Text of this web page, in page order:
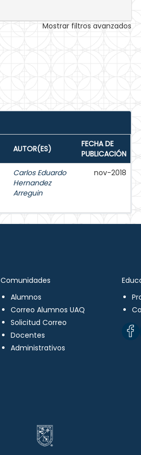
Mostrar filtros avanzados
AUTOR(ES)
FECHA DE
PUBLICACIÓN
Carlos Eduardo
Hernandez
Arreguin
nov-2018
Comunidades
Alumnos
Correo Alumnos UAQ
Solicitud Correo
Docentes
Administrativos